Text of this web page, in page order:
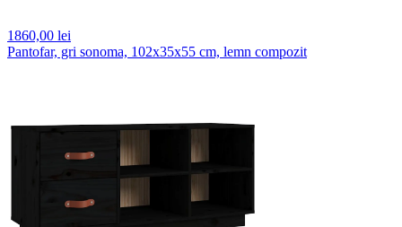
1860,00 lei
Pantofar, gri sonoma, 102x35x55 cm, lemn compozit